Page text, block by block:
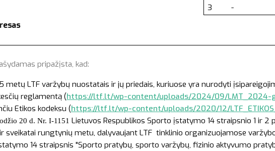
3
-
pripažįsta, kad:
LTF varžybų nuostatais ir jų priedais, kuriuose yra nurodyti
reglamentą (https://ltf.lt/wp-content/uploads/2024/09/LMT_2024-
Etikos kodeksu (https://ltf.lt/wp-content/uploads/2020/12/
20 d. Nr. I-1151 Lietuvos Respublikos Sporto įstatymo 14 straipsnio 1 ir
sveikatai rungtynių metu, dalyvaujant LTF tinklinio organizuojamose
14 straipsnis "Sporto pratybų, sporto varžybų, fizinio aktyvumo